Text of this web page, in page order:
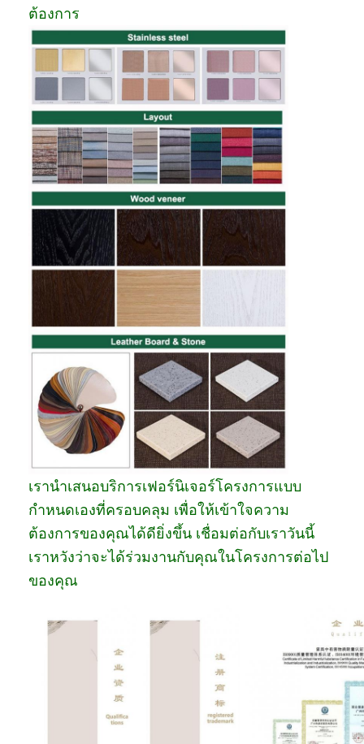
ต้องการ
เรานำเสนอบริการเฟอร์นิเจอร์โครงการแบบ
กำหนดเองที่ครอบคลุม เพื่อให้เข้าใจความ
ต้องการของคุณได้ดียิ่งขึ้น เชื่อมต่อกับเราวันนี้
เราหวังว่าจะได้ร่วมงานกับคุณในโครงการต่อไป
ของคุณ